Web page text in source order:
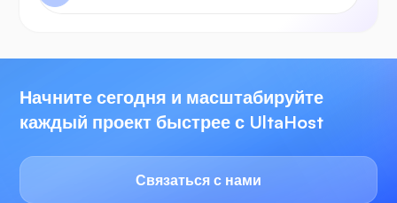
Начните сегодня и масштабируйте
каждый проект быстрее с UltaHost
Связаться с нами